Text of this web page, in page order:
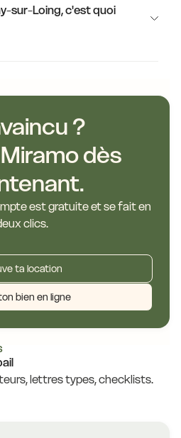
sur-Loing, c'est quoi
?
dès
est gratuite et se fait en
clics.
ta location
bien en ligne
lettres types, checklists.